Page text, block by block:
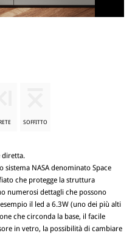
SOFFITTO
diretta.
NASA denominato Space
che protegge la struttura
numerosi dettagli che possono
il led a 6.3W (uno dei più alti
che circonda la base, il facile
in vetro, la possibilità di cambiare